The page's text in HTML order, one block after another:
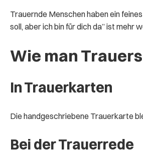
Trauernde Menschen haben ein
soll, aber ich bin für dich da” ist mehr
Wie man
In Trauerkarten
Die handgeschriebene Trauerkarte
Bei der Trauerrede